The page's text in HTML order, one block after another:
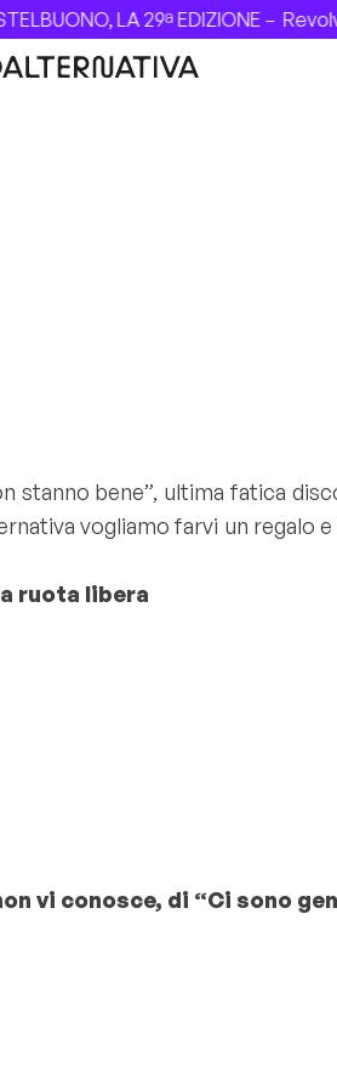
LA 29ª EDIZIONE –Revolver
stanno bene”, ultima fatica
vogliamo farvi un regalo
ruota libera
vi conosce, di “Ci sono